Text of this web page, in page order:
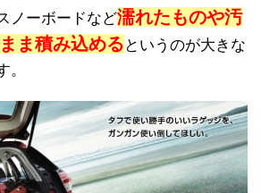
ノーボードなど濡れたものや汚
ま積み込める というのが大きな
。